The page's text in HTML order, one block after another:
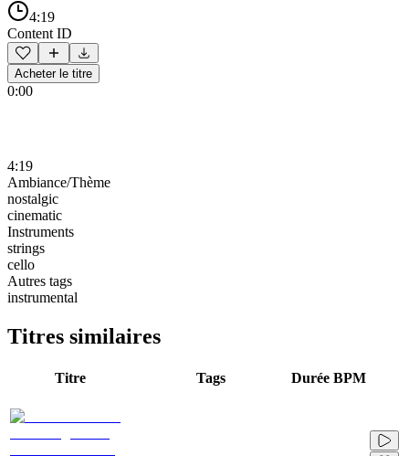
4:19
Content ID
Acheter le titre
0:00
4:19
Ambiance/Thème
nostalgic
cinematic
Instruments
strings
cello
Autres tags
instrumental
Titres similaires
Titre Tags Durée BPM